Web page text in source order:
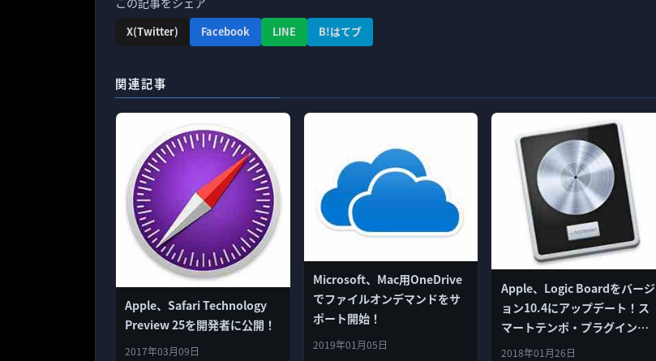
X(Twitter) Facebook LINE B!はてブ
関連記事
Apple、Safari Technology
Preview 25を開発者に公開！
2017年03月09日
Microsoft、Mac用OneDrive
でファイルオンデマンドをサ
ポート開始！
2019年01月05日
Apple、Logic Boardをバージ
ョン10.4にアップデート！ス
マートテンポ・プラグイン・
新ロープなどを導入
2018年01月26日